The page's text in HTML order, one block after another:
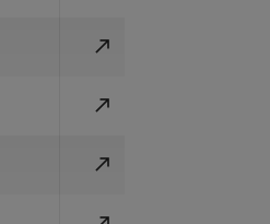
call_made
call_made
call_made